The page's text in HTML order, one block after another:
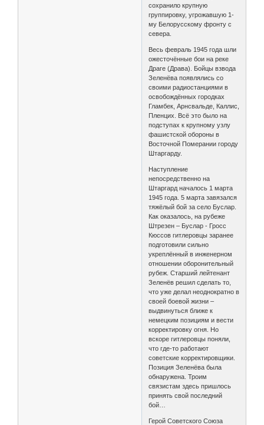
сохранило крупную
группировку, угрожавшую 1-
му Белорусскому фронту с
севера.
Весь февраль 1945 года шли
ожесточённые бои на реке
Драге (Драва). Бойцы взвода
Зеленёва появлялись со
своими радиостанциями в
освобождённых городках
Гламбек, Арнсвальде, Каллис,
Пленцих. Всё это было на
подступах к крупному узлу
фашистской обороны в
Восточной Померании городу
Штаргарду.
Наступление
непосредственно на
Штаргард началось 1 марта
1945 года. 5 марта завязался
тяжёлый бой за село Буслар.
Как оказалось, на рубеже
Штрезен – Буслар - Гросс
Кюссов гитлеровцы заранее
подготовили сильно
укреплённый в инженерном
отношении оборонительный
рубеж. Старший лейтенант
Зеленёв решил сделать то,
что уже делал неоднократно в
своей боевой жизни –
выдвинуться ближе к
немецким позициям и вести
корректировку огня. Но
вскоре гитлеровцы поняли,
что где-то работают
советские корректировщики.
Позиция Зеленёва была
обнаружена. Троим
связистам здесь пришлось
принять свой последний
бой…
Герой Советского Союза